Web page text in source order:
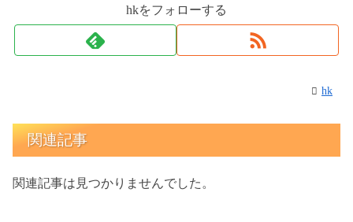
hkをフォローする
hk
関連記事
関連記事は見つかりませんでした。